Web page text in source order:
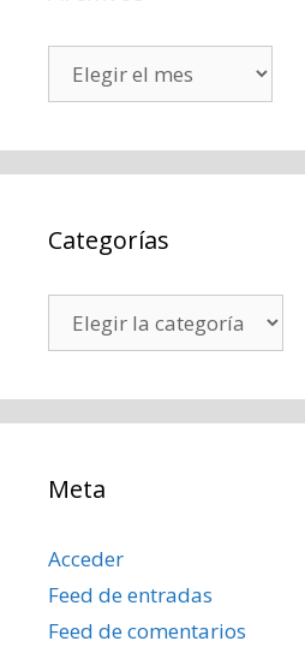
Categorías
Meta
Acceder
Feed de entradas
Feed de comentarios